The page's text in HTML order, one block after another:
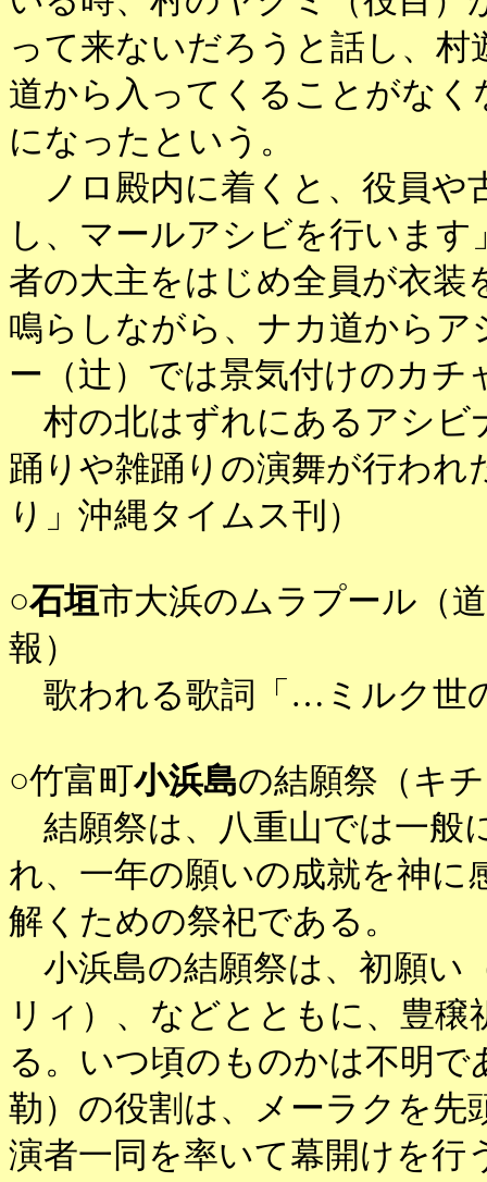
って来ないだろうと話し、
道から入ってくることがな
になったという。
ノロ殿内に着くと、役員や
し、マールアシビを行いま
者の大主をはじめ全員が衣装
鳴らしながら、ナカ道から
ー（辻）では景気付けのカ
村の北はずれにあるアシビ
踊りや雑踊りの演舞が行われ
り」沖縄タイムス刊）
○石垣市大浜のムラプール（
報）
歌われる歌詞「…ミルク世
○竹富町 小浜島の結願祭（キ
結願祭は、八重山では一般
れ、一年の願いの成就を神に
解くための祭祀である。
小浜島の結願祭は、初願い
リィ）、などとともに、豊
る。いつ頃のものかは不明
勒）の役割は、メーラクを先
演者一同を率いて幕開けを行